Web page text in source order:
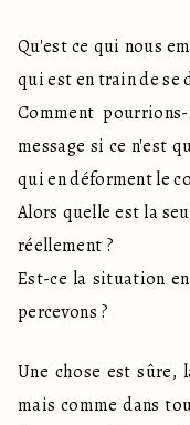
Qu'est ce qui nous
qui est en train de se
Comment
message si ce n'est
qui en déforment le
Alors quelle est la
réellement ?
Est-ce la situation
percevons ?
Une chose est sûre,
mais comme dans